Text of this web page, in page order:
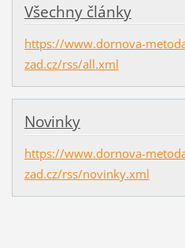
Všechny články
https://www.dornova-
zad.cz/rss/all.xml
Novinky
https://www.dornova-
zad.cz/rss/novinky.xml